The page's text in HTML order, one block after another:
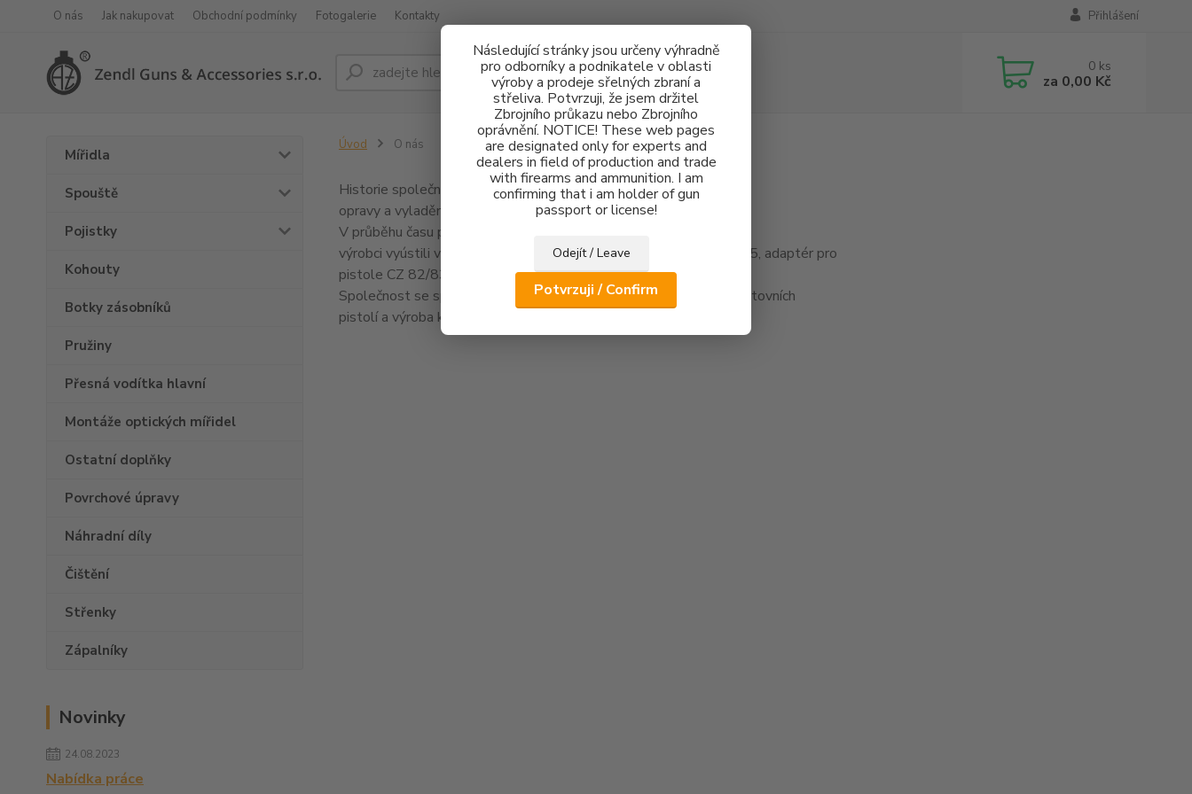
Následující stránky jsou určeny výhradně
pro odborníky a podnikatele v oblasti
výroby a prodeje sřelných zbraní a
střeliva. Potvrzuji, že jsem držitel
Zbrojního průkazu nebo Zbrojního
oprávnění. NOTICE! These web pages
are designated only for experts and
dealers in field of production and trade
with firearms and ammunition. I am
confirming that i am holder of gun
passport or license!
Odejít / Leave
Potvrzuji / Confirm
O nás Jak nakupovat Obchodní podmínky Fotogalerie Kontakty Přihlášení
Hledat 0 ks
za 0,00 Kč
Mířidla
Spouště
Pojistky
Kohouty
Botky zásobníků
Pružiny
Přesná vodítka hlavní
Montáže optických mířidel
Ostatní doplňky
Povrchové úpravy
Náhradní díly
Čištění
Střenky
Zápalníky
Novinky
24.08.2023
Nabídka práce
Úvod O nás
Historie společnosti sahá až do roku 1991. Začátky činnosti byly
opravy a vyladění loveckých pušek.
V průběhu času převažovaly vývojové práce.
výrobci vyústili v projekty jako Kadet - adaptér pro pistoli CZ 75/85, adaptér pro
pistole CZ 82/83, pistole CZ 83 Jane a pistole ZP98 Kevin.
Společnost se specializuje na konstrukci a zakázkovou výrobu sportovních
pistolí a výroba kvalitního příslušenství pro zbraně.